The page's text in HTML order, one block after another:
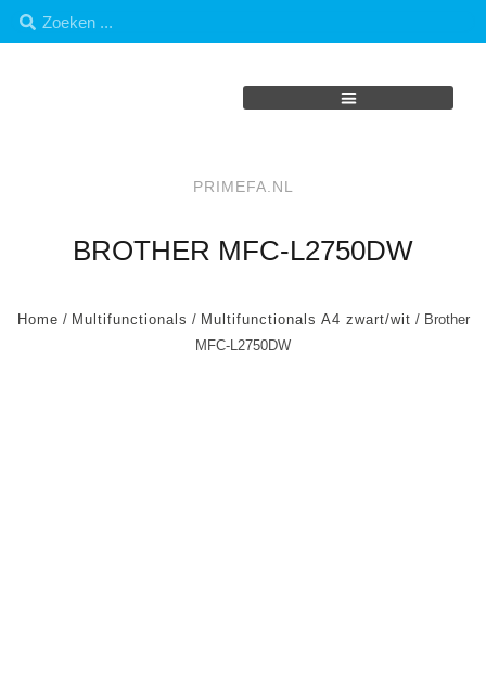
PRIMEFA.NL
BROTHER MFC-L2750DW
Home / Multifunctionals / Multifunctionals A4 zwart/wit / Brother
MFC-L2750DW